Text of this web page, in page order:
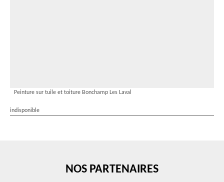
Peinture sur tuile et toiture Bonchamp Les Laval
indisponible
NOS PARTENAIRES